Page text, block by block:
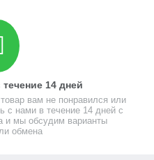
14 дней
вам не понравился или
с нами в течение 14 дней с
и мы обсудим варианты
обмена